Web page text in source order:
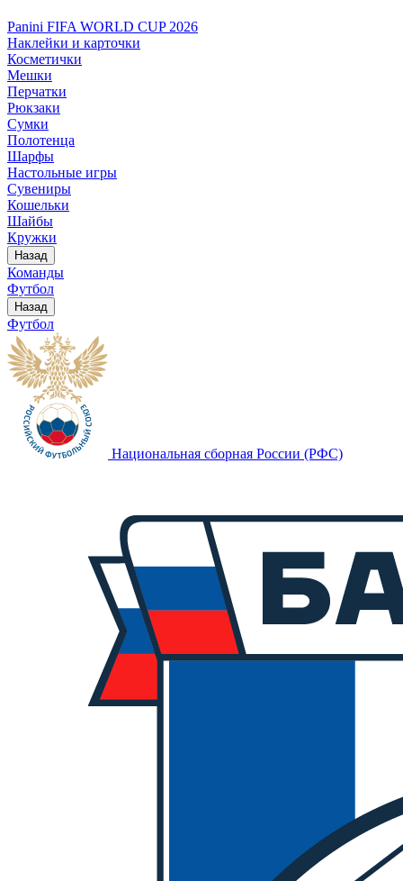
Panini FIFA WORLD CUP 2026
Наклейки и карточки
Косметички
Мешки
Перчатки
Рюкзаки
Сумки
Полотенца
Шарфы
Настольные игры
Сувениры
Кошельки
Шайбы
Кружки
Назад
Команды
Футбол
Назад
Футбол
Национальная сборная России (РФС)